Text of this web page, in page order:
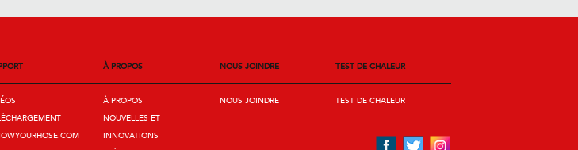
À PROPOS
À PROPOS
NOUVELLES ET
INNOVATIONS
NOUS JOINDRE
NOUS JOINDRE
TEST DE CHALEUR
TEST DE CHALEUR